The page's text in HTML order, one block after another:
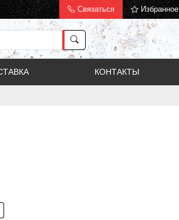
Связаться Избранное
КОНТАКТЫ